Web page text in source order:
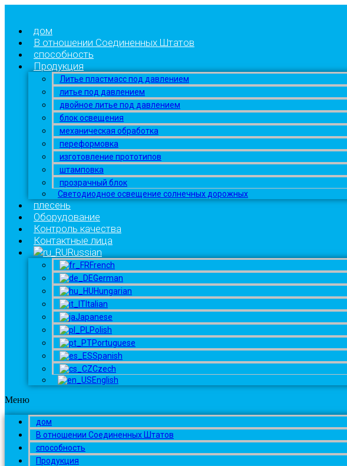
дом
В отношении Соединенных Штатов
способность
Продукция
Литье пластмасс под давлением
литье под давлением
двойное литье под давлением
блок освещения
механическая обработка
переформовка
изготовление прототипов
штамповка
прозрачный блок
Светодиодное освещение солнечных дорожных
плесень
Оборудование
Контроль качества
Контактные лица
Russian
French
German
Hungarian
Italian
Japanese
Polish
Portuguese
Spanish
Czech
English
Меню
дом
В отношении Соединенных Штатов
способность
Продукция